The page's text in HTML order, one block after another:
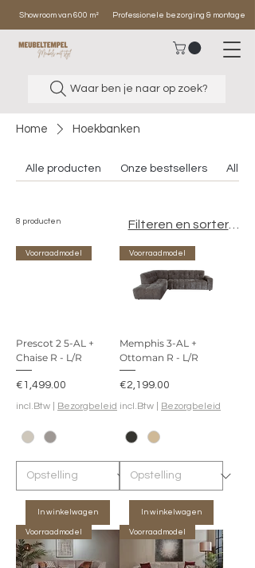
Showroom van 600 m² Professionele bezorging & montage
Waar ben je naar op zoek?
Home Hoekbanken
Alle producten Onze bestsellers Alle
8 producten Filteren en sorteren
Voorraadmodel
Prescot 2 5-AL +
Chaise R - L/R
Prijs
€1,499.00
incl.Btw Bezorgbeleid
In winkelwagen
Voorraadmodel
Memphis 3-AL +
Ottoman R - L/R
Prijs
€2,199.00
incl.Btw Bezorgbeleid
In winkelwagen
Voorraadmodel Voorraadmodel